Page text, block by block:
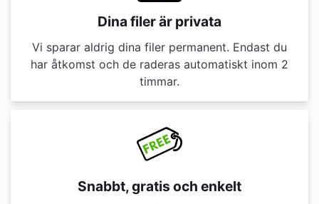
Dina filer är privata
Vi sparar aldrig dina filer permanent. Endast du
har åtkomst och de raderas automatiskt inom 2
timmar.
Snabbt, gratis och enkelt